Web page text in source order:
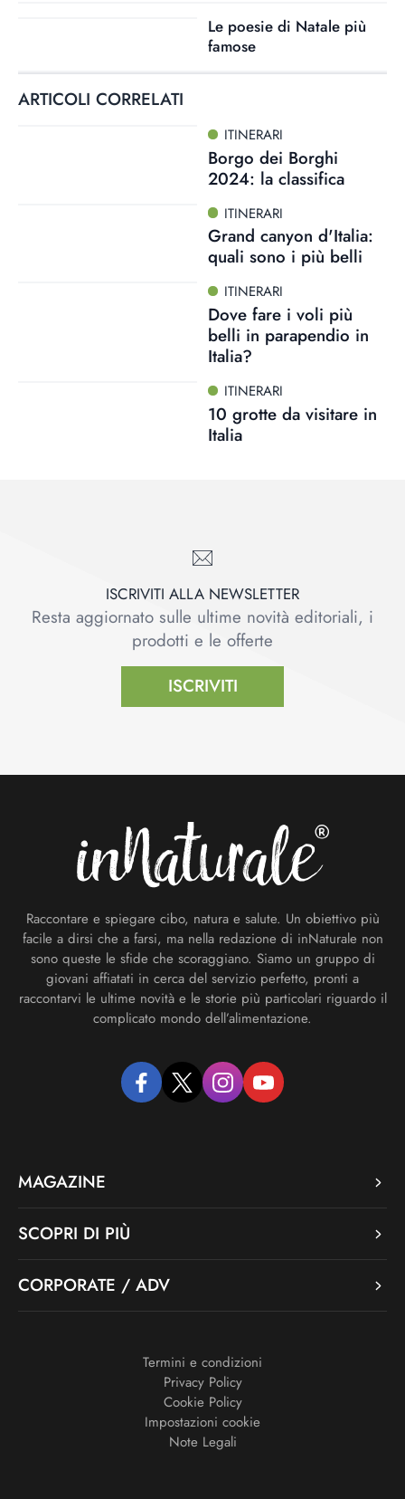
Le poesie di Natale più
famose
ARTICOLI CORRELATI
ITINERARI
Borgo dei Borghi
2024: la classifica
ITINERARI
Grand canyon d'Italia:
quali sono i più belli
ITINERARI
Dove fare i voli più
belli in parapendio in
Italia?
ITINERARI
10 grotte da visitare in
Italia
ISCRIVITI ALLA NEWSLETTER
Resta aggiornato sulle ultime novità editoriali, i
prodotti e le offerte
ISCRIVITI
Raccontare e spiegare cibo, natura e salute. Un obiettivo più
facile a dirsi che a farsi, ma nella redazione di inNaturale non
sono queste le sfide che scoraggiano. Siamo un gruppo di
giovani affiatati in cerca del servizio perfetto, pronti a
raccontarvi le ultime novità e le storie più particolari riguardo il
complicato mondo dell’alimentazione.
facebooktwitter instagramyoutube
MAGAZINE
SCOPRI DI PIÙ
CORPORATE / ADV
Termini e condizioni
Privacy Policy
Cookie Policy
Impostazioni cookie
Note Legali